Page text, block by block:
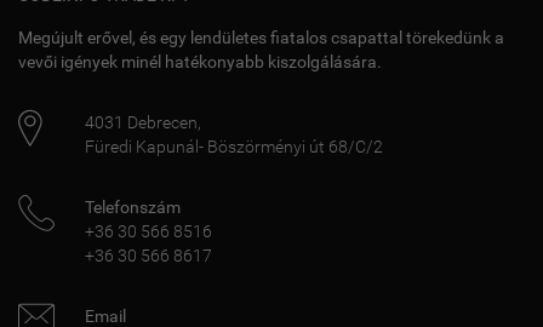
Megújult erővel, és egy lendületes fiatalos csapattal törekedünk a
vevői igények minél hatékonyabb kiszolgálására.
4031 Debrecen
Füredi Kapunál- Böszörményi út 68/C/2
Telefonszám
+36 30 566 8516
+36 30 566 8617
Email